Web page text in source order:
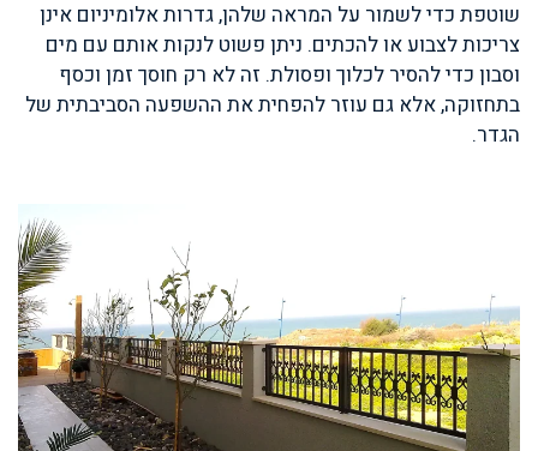
שוטפת כדי לשמור על המראה שלהן, גדרות אלומיניום אינן
צריכות לצבוע או להכתים. ניתן פשוט לנקות אותם עם מים
וסבון כדי להסיר לכלוך ופסולת. זה לא רק חוסך זמן וכסף
בתחזוקה, אלא גם עוזר להפחית את ההשפעה הסביבתית של
הגדר.